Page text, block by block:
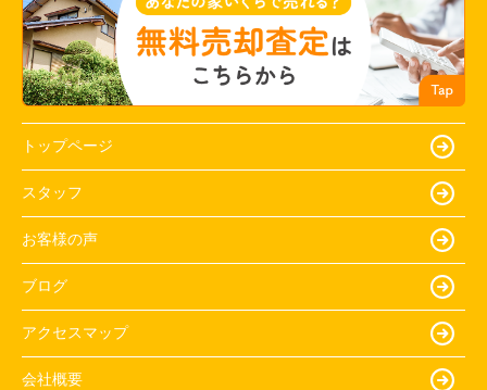
トップページ
スタッフ
お客様の声
ブログ
アクセスマップ
会社概要